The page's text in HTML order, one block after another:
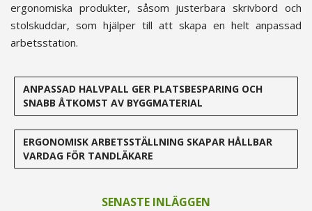
ergonomiska produkter, såsom justerbara skrivbord och
stolskuddar, som hjälper till att skapa en helt anpassad
arbetsstation.
ANPASSAD HALVPALL GER PLATSBESPARING OCH
SNABB ÅTKOMST AV BYGGMATERIAL
ERGONOMISK ARBETSSTÄLLNING SKAPAR HÅLLBAR
VARDAG FÖR TANDLÄKARE
SENASTE INLÄGGEN